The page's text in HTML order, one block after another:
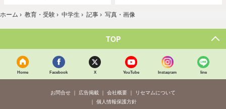
ホーム › 教育・受験 › 中学生 › 記事 › 写真・画像
TOP
Home Facebook X YouTube Instagram line
お問合せ 広告掲載 会社概要
リセマムについて
個人情報保護方針